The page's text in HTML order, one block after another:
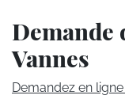
Demande
Vannes
Demandez en